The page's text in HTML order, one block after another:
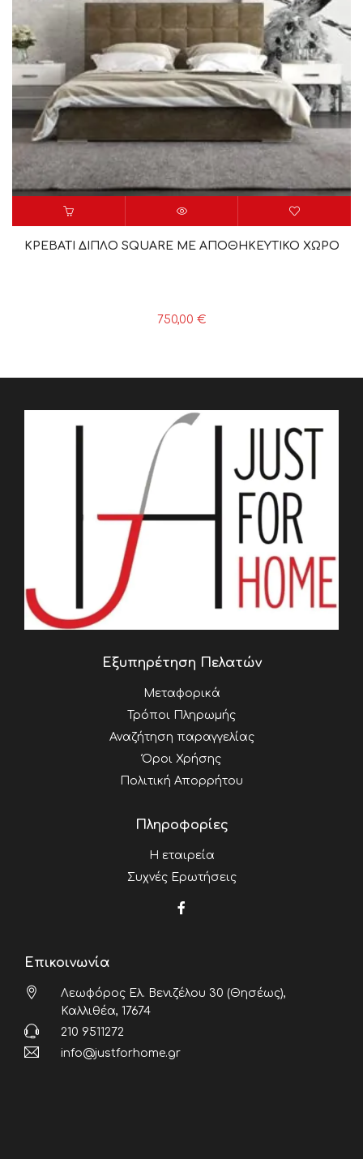
ΚΡΕΒΑΤΙ ΔΙΠΛΟ SQUARE ME ΑΠΟΘΗΚΕΥΤΙΚΟ ΧΩΡΟ
750,00 €
Εξυπηρέτηση Πελατών
Μεταφορικά
Τρόποι Πληρωμής
Αναζήτηση παραγγελίας
Όροι Χρήσης
Πολιτική Απορρήτου
Πληροφορίες
Η εταιρεία
Συχνές Ερωτήσεις
Επικοινωνία
Λεωφόρος Ελ. Βενιζέλου 30 (Θησέως),
Καλλιθέα, 17674
210 9511272
info@justforhome.gr